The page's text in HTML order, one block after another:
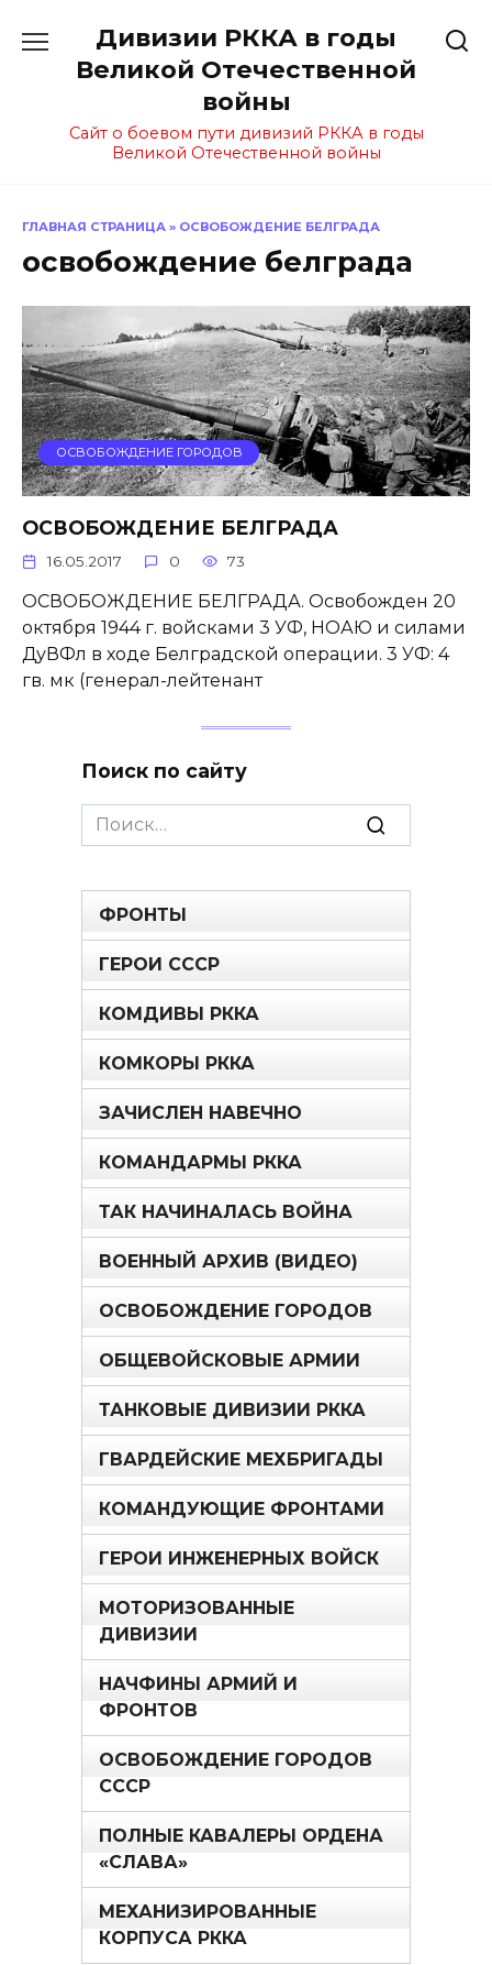
содержанию
Дивизии РККА в годы
Великой Отечественной
войны
Сайт о боевом пути дивизий РККА в годы
Великой Отечественной войны
ГЛАВНАЯ СТРАНИЦА » ОСВОБОЖДЕНИЕ БЕЛГРАДА
освобождение белграда
ОСВОБОЖДЕНИЕ ГОРОДОВ
ОСВОБОЖДЕНИЕ БЕЛГРАДА
16.05.2017 0 73
ОСВОБОЖДЕНИЕ БЕЛГРАДА. Освобожден 20
октября 1944 г. войсками 3 УФ, НОАЮ и силами
ДуВФл в ходе Белградской операции. 3 УФ: 4
гв. мк (генерал-лейтенант
Поиск по сайту
Search
for:
ФРОНТЫ
ГЕРОИ СССР
КОМДИВЫ РККА
КОМКОРЫ РККА
ЗАЧИСЛЕН НАВЕЧНО
КОМАНДАРМЫ РККА
ТАК НАЧИНАЛАСЬ ВОЙНА
ВОЕННЫЙ АРХИВ (ВИДЕО)
ОСВОБОЖДЕНИЕ ГОРОДОВ
ОБЩЕВОЙСКОВЫЕ АРМИИ
ТАНКОВЫЕ ДИВИЗИИ РККА
ГВАРДЕЙСКИЕ МЕХБРИГАДЫ
КОМАНДУЮЩИЕ ФРОНТАМИ
ГЕРОИ ИНЖЕНЕРНЫХ ВОЙСК
МОТОРИЗОВАННЫЕ
ДИВИЗИИ
НАЧФИНЫ АРМИЙ И
ФРОНТОВ
ОСВОБОЖДЕНИЕ ГОРОДОВ
СССР
ПОЛНЫЕ КАВАЛЕРЫ ОРДЕНА
«СЛАВА»
МЕХАНИЗИРОВАННЫЕ
КОРПУСА РККА